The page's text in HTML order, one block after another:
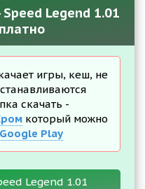
Legend 1.01
игры, кеш, не
скачать -
который можно
Play
Legend 1.01